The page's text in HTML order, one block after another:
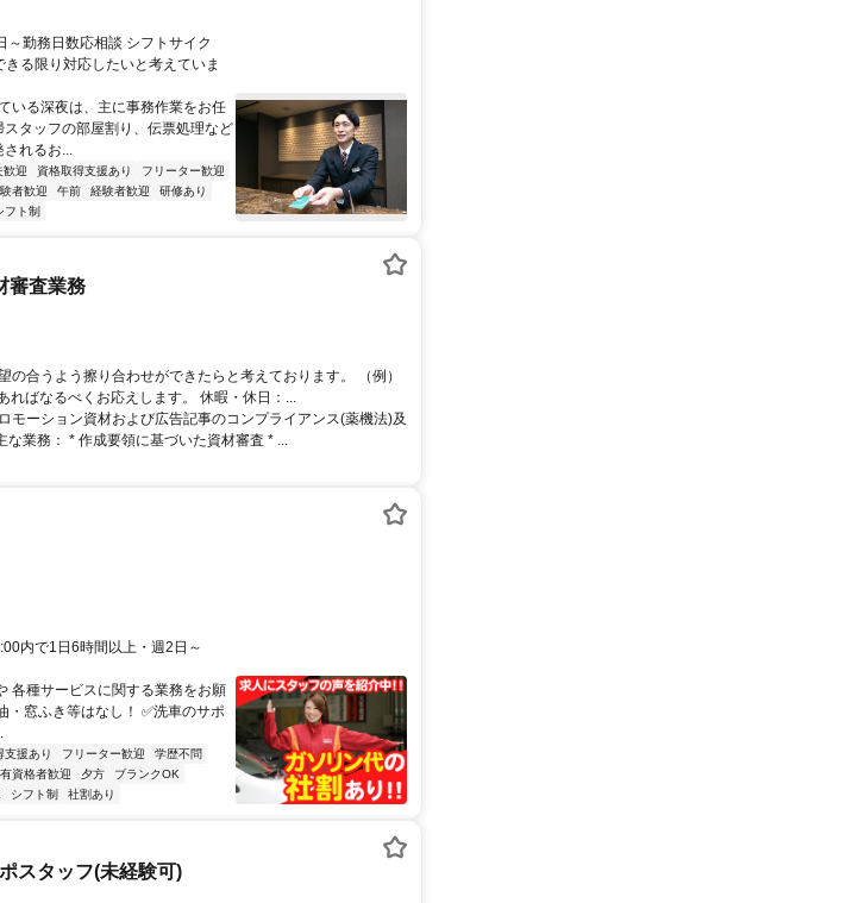
勤務日数応相談 シフトサイク
る限り対応したいと考えていま
いる深夜は、主に事務作業をお任
タッフの部屋割り、伝票処理など
れるお...
歓迎 資格取得支援あり
フリーター歓迎
者歓迎 午前 経験者歓迎
研修あり
フト制
審査業務
合うよう擦り合わせができたらと考えております。 （例）
ばなるべくお応えします。 休暇・休日：...
モーション資材および広告記事のコンプライアンス(薬機法)及
業務： * 作成要領に基づいた資材審査 * ...
内で1日6時間以上・週2日～
各種サービスに関する業務をお願
・窓ふき等はなし！ ✅洗車のサポ
支援あり フリーター歓迎
学歴不問
有資格者歓迎 夕方
ブランクOK
シフト制 社割あり
スタッフ(未経験可)